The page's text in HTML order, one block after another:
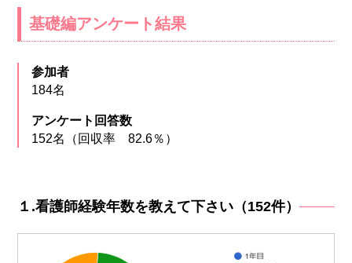
基礎編アンケート結果
参加者
184名
アンケート回答数
152名（回収率 82.6％）
１.看護師経験年数を教えて下さい（152件）